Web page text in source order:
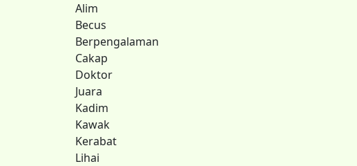
Alim
Becus
Berpengalaman
Cakap
Doktor
Juara
Kadim
Kawak
Kerabat
Lihai